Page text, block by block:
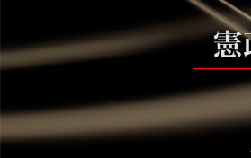
テ
ン
へ
ス